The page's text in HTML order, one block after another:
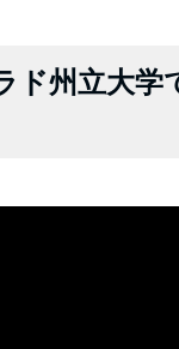
ド州立大学